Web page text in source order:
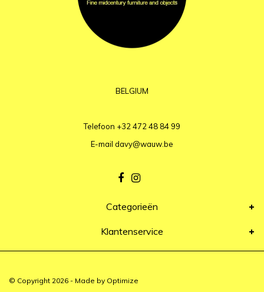
BELGIUM
Telefoon +32 472 48 84 99
E-mail davy@wauw.be
Categorieën
Klantenservice
© Copyright 2026 - Made by Optimize